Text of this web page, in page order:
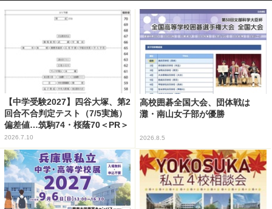
【中学受験2027】四谷大塚、第2
回合不合判定テスト（7/5実施）
偏差値…筑駒74・桜蔭70＜PR＞
2026.7.10
高校囲碁全国大会、団体戦は
灘・南山女子部が優勝
2026.8.5